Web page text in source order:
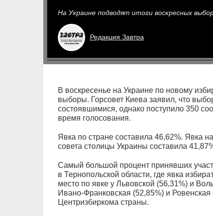
На Украине подводят итоги воскресных
Редакция Завтра
В воскресенье на Украине по новому
выборы. Горсовет Киева заявил, что
состоявшимися, однако поступило 350
время голосования.
Явка по стране составила 46,62%. Явка
совета столицы Украины составила
Самый большой процент принявших
в Тернопольской области, где явка
место по явке у Львовской (56,31%) и
Ивано-Франковская (52,85%) и
Центризбиркома страны.